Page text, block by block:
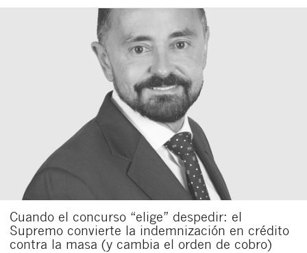
Cuando el concurso “elige” despedir: el
Supremo convierte la indemnización en crédito
contra la masa (y cambia el orden de cobro)